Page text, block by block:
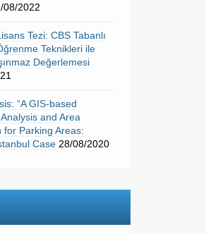
08/2022
Tezi: CBS Tabanlı
Teknikleri ile
Değerlemesi
“A GIS-based
and Area
for Parking Areas:
Case 28/08/2020